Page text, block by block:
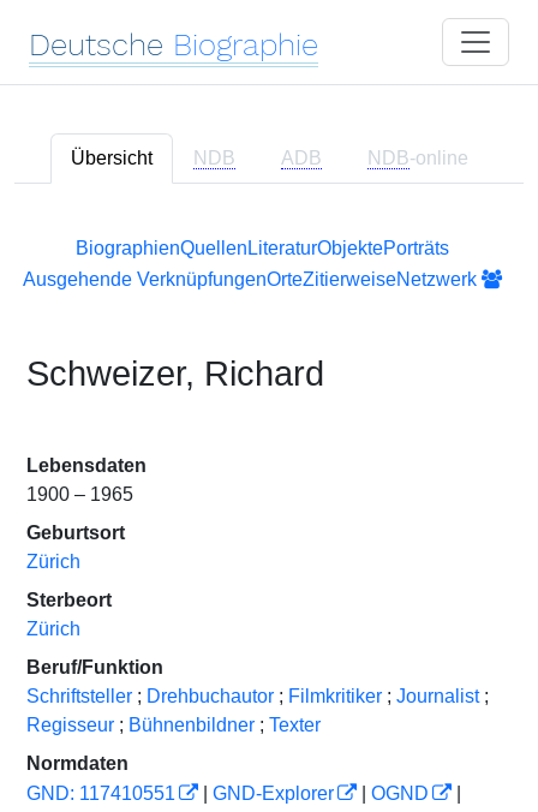
Deutsche Biographie
Übersicht NDB ADB NDB-online
BiographienQuellen LiteraturObjektePorträts
Ausgehende VerknüpfungenOrteZitierweiseNetzwerk
Schweizer, Richard
Lebensdaten
1900 – 1965
Geburtsort
Zürich
Sterbeort
Zürich
Beruf/Funktion
Schriftsteller ; Drehbuchautor ; Filmkritiker ; Journalist ;
Regisseur ; Bühnenbildner ; Texter
Normdaten
GND: 117410551
GND-Explorer OGND